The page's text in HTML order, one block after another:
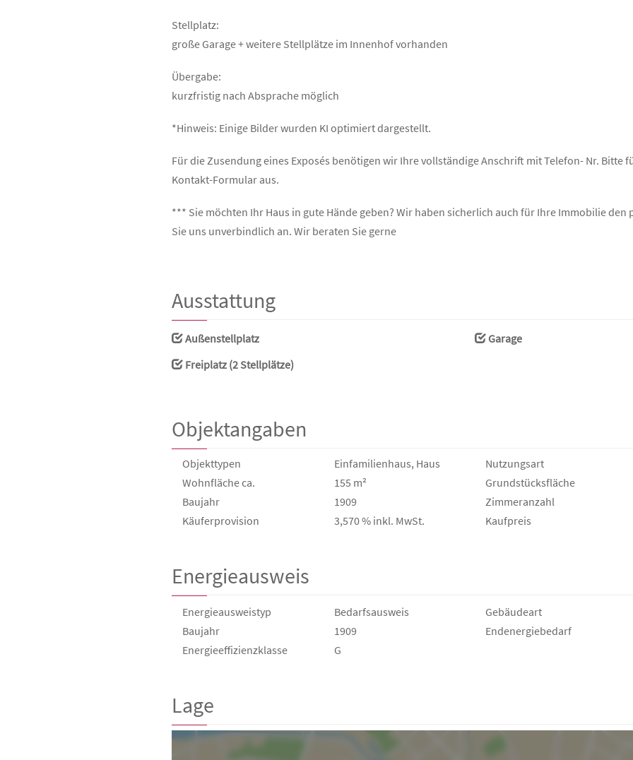
Stellplatz:
große Garage + weitere Stellplätze im Innenhof vorhanden
Übergabe:
kurzfristig nach Absprache möglich
*Hinweis: Einige Bilder wurden KI optimiert dargestellt.
Für die Zusendung eines Exposés benötigen wir Ihre vollständige Anschrift mit Telefon- Nr. Bitte
Kontakt-Formular aus.
*** Sie möchten Ihr Haus in gute Hände geben? Wir haben sicherlich auch für Ihre Immobilie den
Sie uns unverbindlich an. Wir beraten Sie gerne
Ausstattung
Außenstellplatz
Garage
Freiplatz (2 Stellplätze)
Objektangaben
Objekttypen Einfamilienhaus, Haus Nutzungsart
Wohnfläche ca.
155 m² Grund­stücks­fläche
Baujahr
1909 Zimmeranzahl
Käufer­provision
3,570 % inkl. MwSt. Kaufpreis
Energieausweis
Energieausweistyp Bedarfs­ausweis Gebäudeart
Baujahr
1909 Endenergie­bedarf
Energie­effizienz­klasse
G
Lage